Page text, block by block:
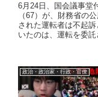
6月24日、国会議事堂
（67）が、財務省の
された運転者は不起
いたのは、運転を委
政治・政治家・行政・官僚